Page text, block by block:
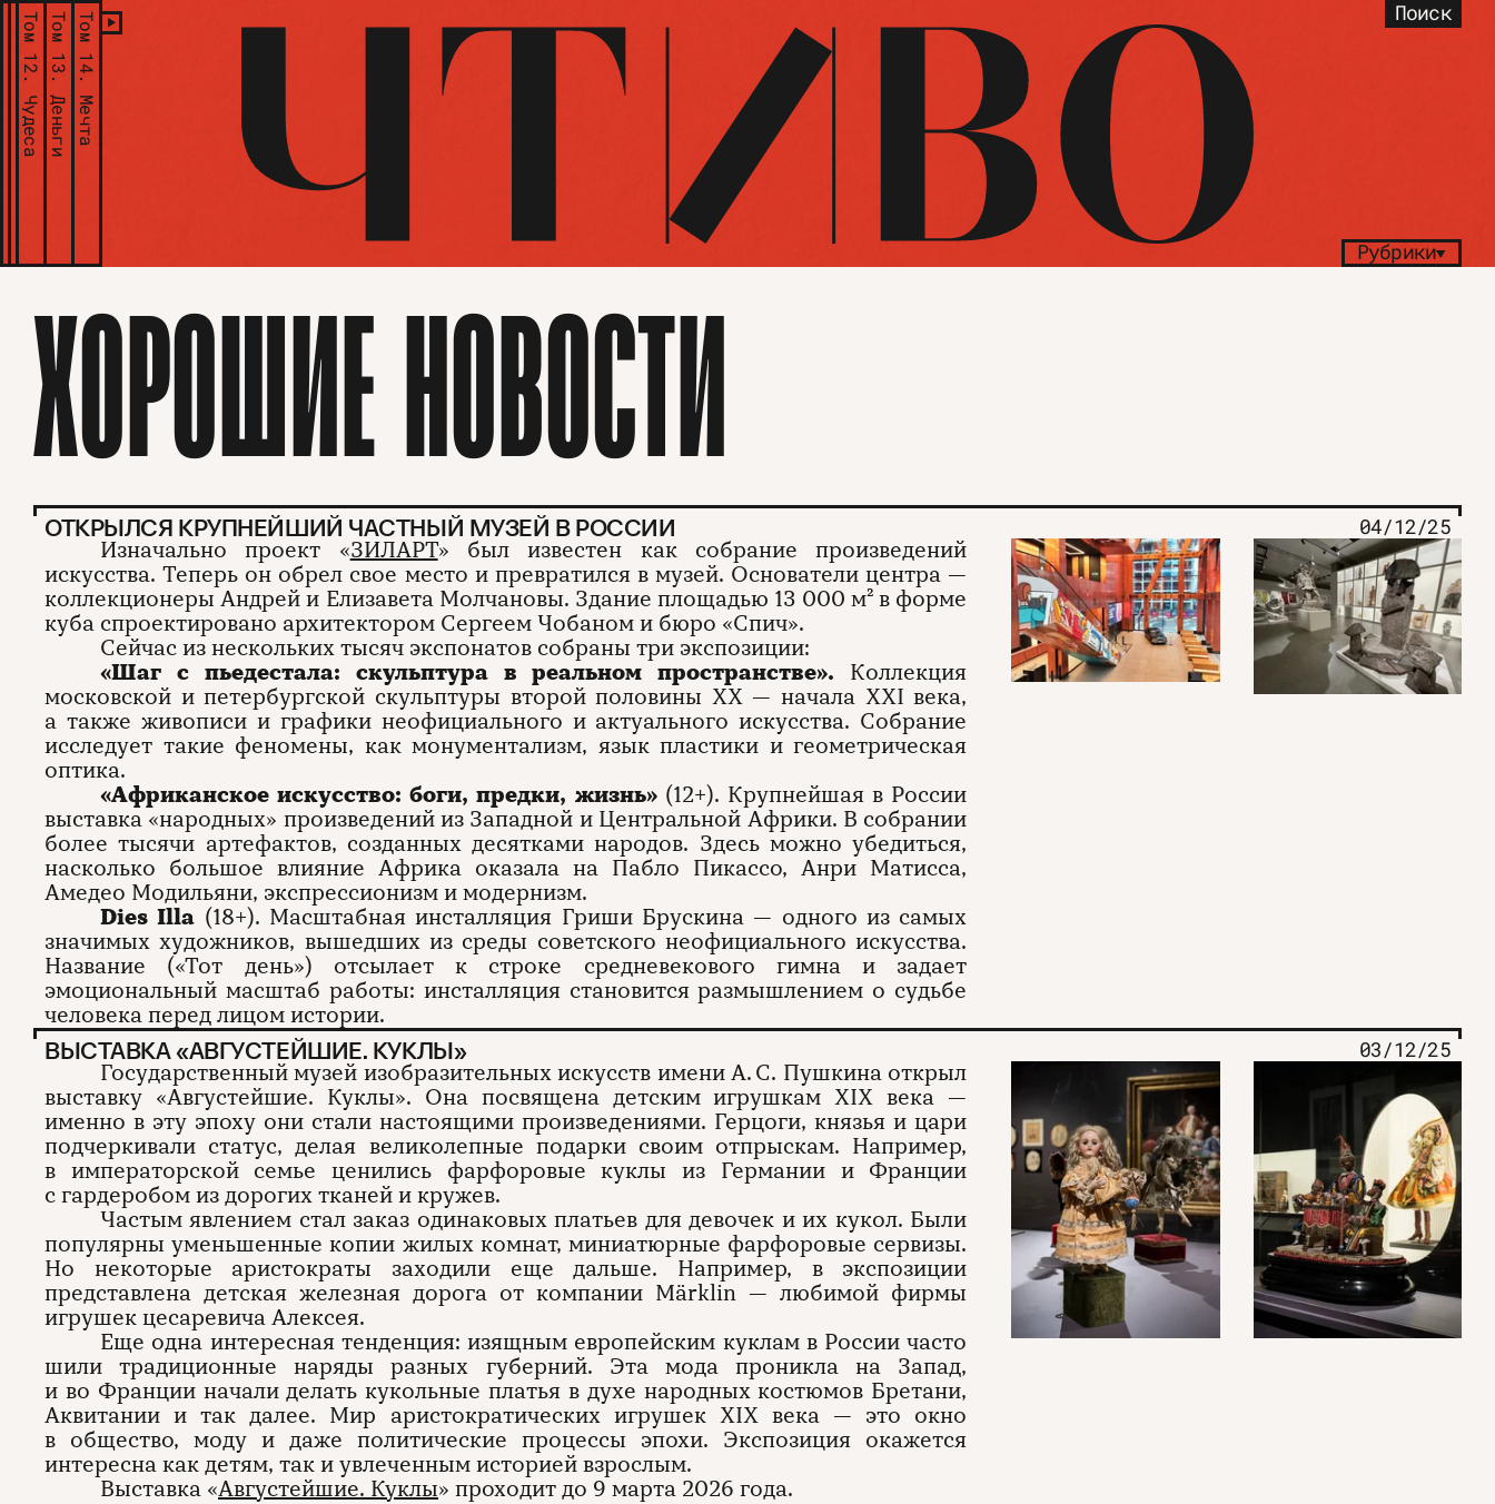
Поиск
Рубрики
Том 12.
Чудеса
Том 13.
Деньги
Том 14.
Мечта
ХОРОШИЕ НОВОСТИ
ОТКРЫЛСЯ КРУПНЕЙШИЙ ЧАСТНЫЙ МУЗЕЙ В РОССИИ 04/12/25
Изначально проект «ЗИЛАРТ» был известен как собрание произведений
искусства. Теперь он обрел свое место и превратился в музей. Основатели центра —
коллекционеры Андрей и Елизавета Молчановы. Здание площадью 13 000 м² в форме
куба спроектировано архитектором Сергеем Чобаном и бюро «Спич».
Сейчас из нескольких тысяч экспонатов собраны три экспозиции:
«Шаг с пьедестала: скульптура в реальном пространстве».
Коллекция
московской и петербургской скульптуры второй половины ХХ — начала XXI века,
а также живописи и графики неофициального и актуального искусства. Собрание
исследует такие феномены, как монументализм, язык пластики и геометрическая
оптика.
«Африканское искусство: боги, предки, жизнь»(12+). Крупнейшая в России
выставка «народных» произведений из Западной и Центральной Африки. В собрании
более тысячи артефактов, созданных десятками народов. Здесь можно убедиться,
насколько большое влияние Африка оказала на Пабло Пикассо, Анри Матисса,
Амедео Модильяни, экспрессионизм и модернизм.
Dies Illa (18+). Масштабная инсталляция Гриши Брускина — одного из самых
значимых художников, вышедших из среды советского неофициального искусства.
Название («Тот день») отсылает к строке средневекового гимна и задает
эмоциональный масштаб работы: инсталляция становится размышлением о судьбе
человека перед лицом истории.
ВЫСТАВКА «АВГУСТЕЙШИЕ. КУКЛЫ» 03/12/25
Государственный музей изобразительных искусств имени А. С. Пушкина открыл
выставку «Августейшие. Куклы». Она посвящена детским игрушкам XIX века —
именно в эту эпоху они стали настоящими произведениями. Герцоги, князья и цари
подчеркивали статус, делая великолепные подарки своим отпрыскам. Например,
в императорской семье ценились фарфоровые куклы из Германии и Франции
с гардеробом из дорогих тканей и кружев.
Частым явлением стал заказ одинаковых платьев для девочек и их кукол. Были
популярны уменьшенные копии жилых комнат, миниатюрные фарфоровые сервизы.
Но некоторые аристократы заходили еще дальше. Например, в экспозиции
представлена детская железная дорога от компании Märklin — любимой фирмы
игрушек цесаревича Алексея.
Еще одна интересная тенденция: изящным европейским куклам в России часто
шили традиционные наряды разных губерний. Эта мода проникла на Запад,
и во Франции начали делать кукольные платья в духе народных костюмов Бретани,
Аквитании и так далее. Мир аристократических игрушек XIX века — это окно
в общество, моду и даже политические процессы эпохи. Экспозиция окажется
интересна как детям, так и увлеченным историей взрослым.
Выставка «Августейшие. Куклы» проходит до 9 марта 2026 года.